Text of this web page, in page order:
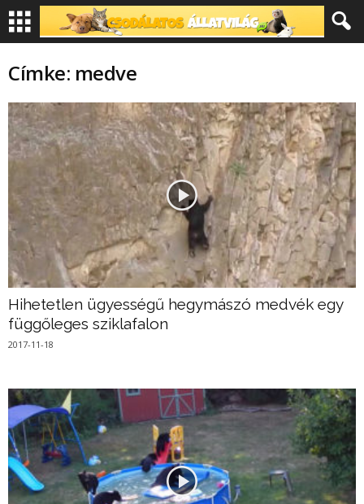
Címke: medve
Hihetetlen ügyességű hegymászó medvék egy
függőleges sziklafalon
2017-11-18